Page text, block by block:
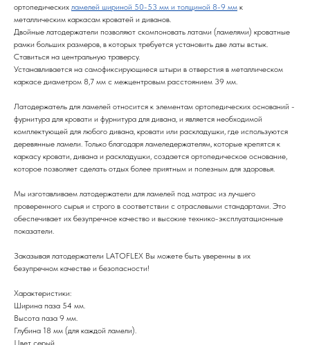
ортопедических ламелей шириной 50-53 мм и толщиной 8-9 мм к
металлическим каркасам кроватей и диванов.
Двойные латодержатели позволяют скомпоновать латами (ламелями) кроватные
рамки больших размеров, в которых требуется установить две латы встык.
Ставиться на центральную траверсу.
Устанавливается на самофиксирующиеся штыри в отверстия в металлическом
каркасе диаметром 8,7 мм с межцентровым расстоянием 39 мм.
Латодержатель для ламелей относится к элементам ортопедических оснований -
фурнитура для кровати и фурнитура для дивана, и является необходимой
комплектующей для любого дивана, кровати или раскладушки, где используются
деревянные ламели. Только благодаря ламеледержателям, которые крепятся к
каркасу кровати, дивана и раскладушки, создается ортопедическое основание,
которое позволяет сделать отдых более приятным и полезным для здоровья.
Мы изготавливаем латодержатели для ламелей под матрас из лучшего
проверенного сырья и строго в соответствии с отраслевыми стандартами. Это
обеспечивает их безупречное качество и высокие технико-эксплуатационные
показатели.
Заказывая латодержатели LATOFLEX Вы можете быть уверенны в их
безупречном качестве и безопасности!
Характеристики:
Ширина паза 54 мм.
Высота паза 9 мм.
Глубина 18 мм (для каждой ламели).
Цвет серый.